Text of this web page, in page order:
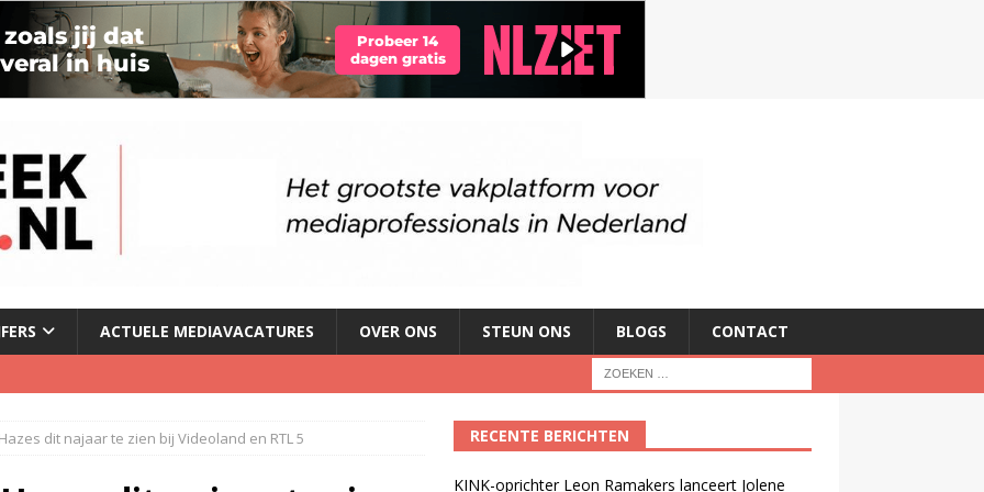
ACTUELE MEDIAVACATURES OVER ONS STEUN ONS BLOGS CONTACT
geschorst na dickpic in groepsapp)
dit najaar te zien bij Videoland en RTL 5 RECENTE BERICHTEN
KINK-oprichter Leon Ramakers lanceert Jolene